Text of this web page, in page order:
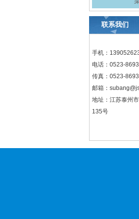
联系我们
手机：
电话：0523-
传真：0523-
邮箱：
地址：江苏泰州
135号